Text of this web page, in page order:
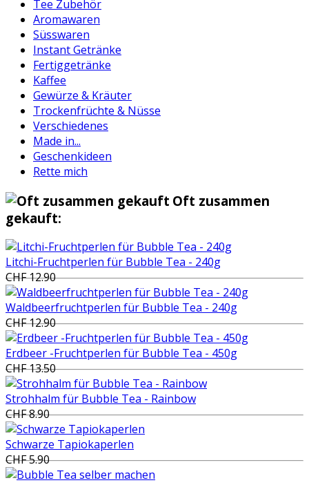
Tee Zubehör
Aromawaren
Süsswaren
Instant Getränke
Fertiggetränke
Kaffee
Gewürze & Kräuter
Trockenfrüchte & Nüsse
Verschiedenes
Made in...
Geschenkideen
Rette mich
Oft zusammen
gekauft:
Litchi-Fruchtperlen für Bubble Tea - 240g
CHF 12.90
Waldbeerfruchtperlen für Bubble Tea - 240g
CHF 12.90
Erdbeer -Fruchtperlen für Bubble Tea - 450g
CHF 13.50
Strohhalm für Bubble Tea - Rainbow
CHF 8.90
Schwarze Tapiokaperlen
CHF 5.90